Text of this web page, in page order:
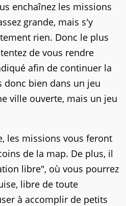
enchaînez les missions
grande, mais s'y
rien. Donc le plus
de vous rendre
afin de continuer la
bien dans un jeu
ville ouverte, mais un jeu
les missions vous feront
de la map. De plus, il
libre", où vous pourrez
libre de toute
à accomplir de petits